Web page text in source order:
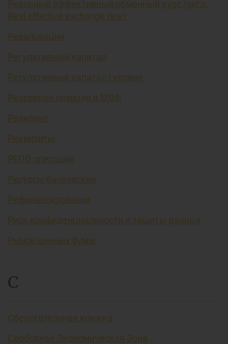
Реальный эффективный обменный курс (англ.
Real effective exchange rate)
Ревальвация
Регулятивный капитал
Регулятивный капитал I уровня
Резервная позиция в МВФ
Резидент
Реквизиты
РЕПО операции
Ресурсы банковские
Рефинансирование
Риск конфиденциальности и защиты данных
Рынок ценных бумаг
С
Сберегательная книжка
Свободная Экономическая Зона